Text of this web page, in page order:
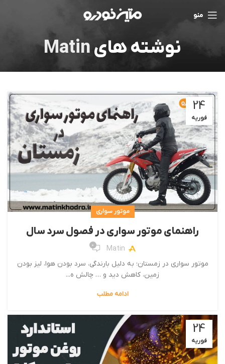
منو
نوشته هایMatin
24
فوریه
موتور سواری
راهنمای موتور سواری در فصول سرد سال
Matin
0
موتور سواری در زمستان؛ به دلیل بارندگی، سرد بودن هوا، لیز بودن
زمین، کاهش دید و … چالش ه...
ادامه مطلب
24
فوریه